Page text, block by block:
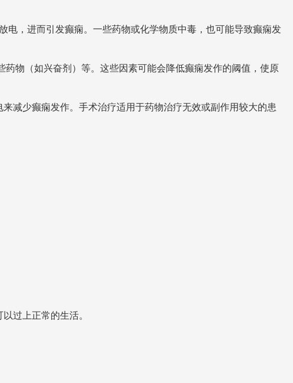
电，进而引发癫痫。一些药物或化学物质中毒，也可能导致癫痫发
药物（如兴奋剂）等。这些因素可能会降低癫痫发作的阈值，使原
减少癫痫发作。手术治疗适用于药物治疗无效或副作用较大的患
过上正常的生活。